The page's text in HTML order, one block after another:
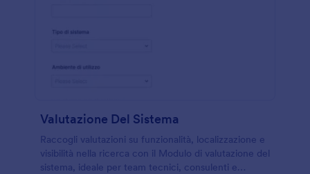
Valutazione Del Sistema
Raccogli valutazioni su funzionalità, localizzazione e
visibilità nella ricerca con il Modulo di valutazione del
sistema, ideale per team tecnici, consulenti e